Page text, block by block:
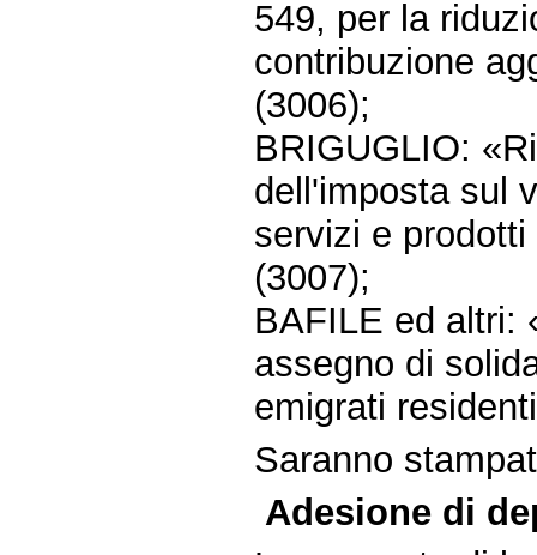
549, per la
contribuzione
(3006);
BRIGUGLIO:
dell'imposta sul
servizi e
(3007);
BAFILE ed altri:
assegno di
emigrati
Saranno
Adesione di